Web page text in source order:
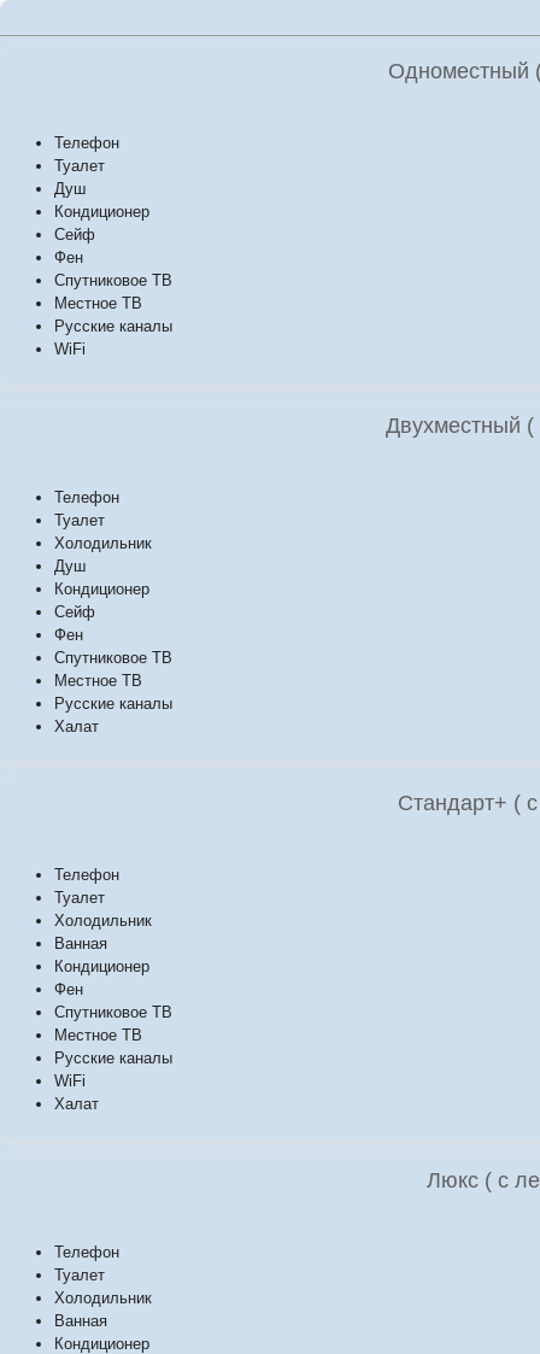
Одноместный
Телефон
Туалет
Душ
Кондиционер
Сейф
Фен
Спутниковое ТВ
Местное ТВ
Русские каналы
WiFi
Двухместный (
Телефон
Туалет
Холодильник
Душ
Кондиционер
Сейф
Фен
Спутниковое ТВ
Местное ТВ
Русские каналы
Халат
Стандарт+ (
Телефон
Туалет
Холодильник
Ванная
Кондиционер
Фен
Спутниковое ТВ
Местное ТВ
Русские каналы
WiFi
Халат
Люкс ( с
Телефон
Туалет
Холодильник
Ванная
Кондиционер